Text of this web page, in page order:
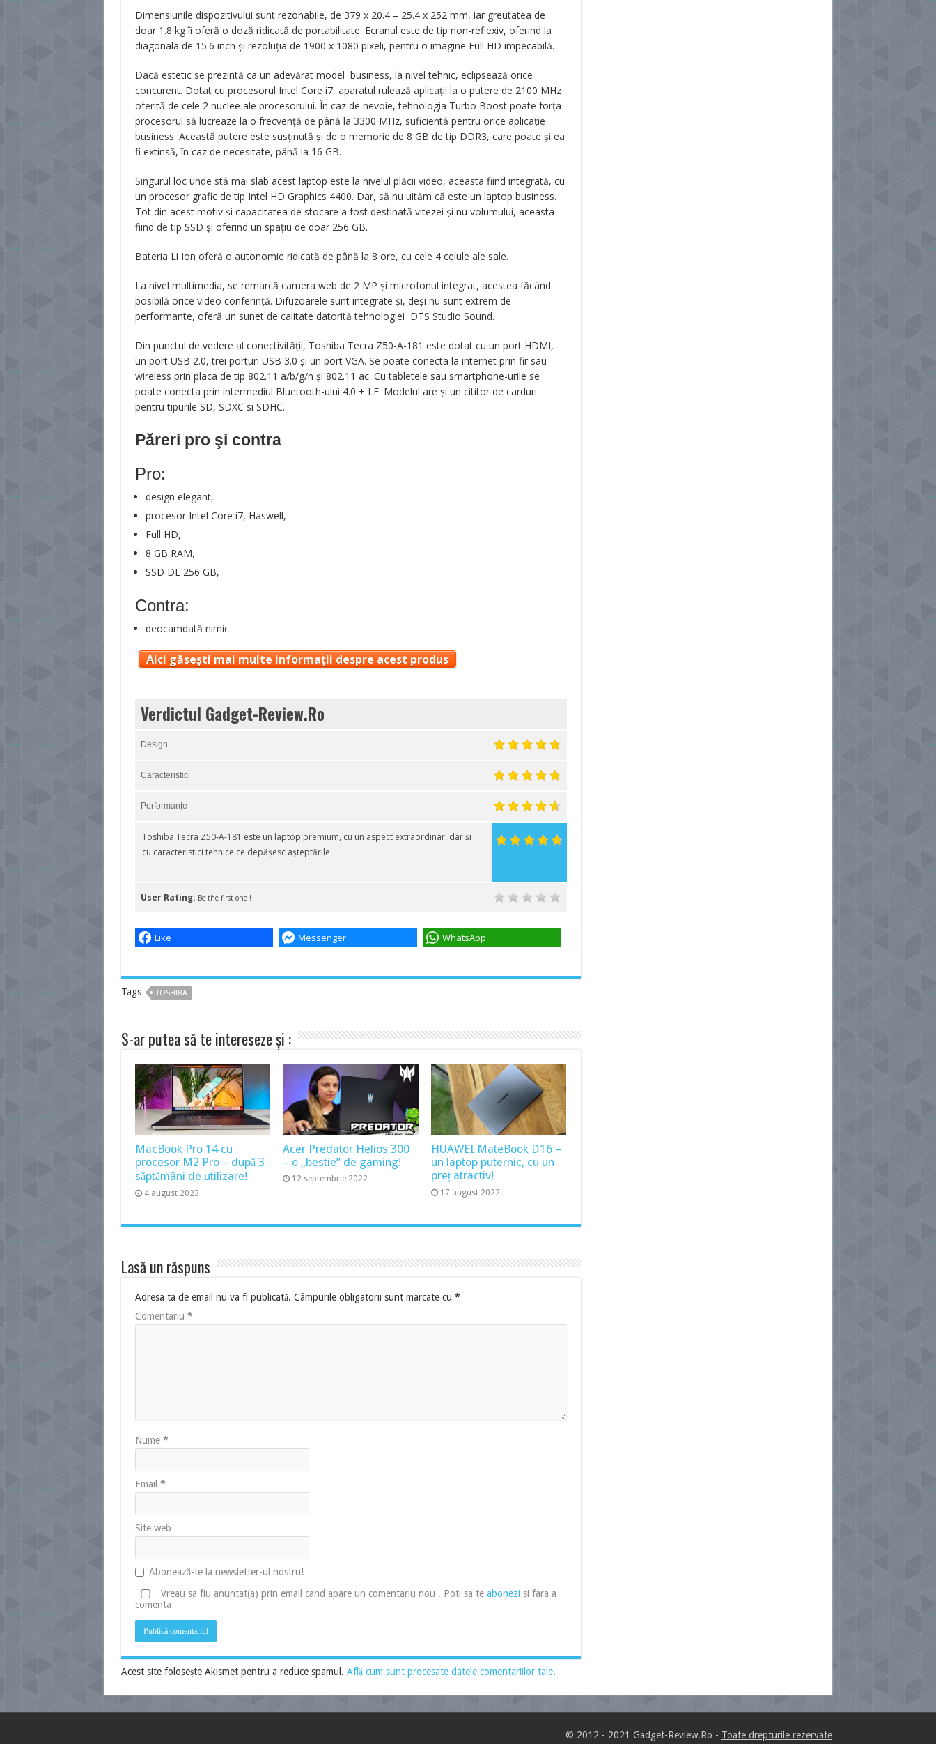
Dimensiunile dispozitivului sunt rezonabile, de 379 x 20.4 – 25.4 x 252 mm, iar greutatea de
doar 1.8 kg îi oferă o doză ridicată de portabilitate. Ecranul este de tip non-reflexiv, oferind la
diagonala de 15.6 inch şi rezoluţia de 1900 x 1080 pixeli, pentru o imagine Full HD impecabilă.
Dacă estetic se prezintă ca un adevărat model business, la nivel tehnic, eclipsează orice
concurent. Dotat cu procesorul Intel Core i7, aparatul rulează aplicaţii la o putere de 2100 MHz
oferită de cele 2 nuclee ale procesorului. În caz de nevoie, tehnologia Turbo Boost poate forţa
procesorul să lucreaze la o frecvenţă de până la 3300 MHz, suficientă pentru orice aplicaţie
business. Această putere este susţinută şi de o memorie de 8 GB de tip DDR3, care poate şi ea
fi extinsă, în caz de necesitate, până la 16 GB.
Singurul loc unde stă mai slab acest laptop este la nivelul plăcii video, aceasta fiind integrată, cu
un procesor grafic de tip Intel HD Graphics 4400. Dar, să nu uităm că este un laptop business.
Tot din acest motiv şi capacitatea de stocare a fost destinată vitezei şi nu volumului, aceasta
fiind de tip SSD şi oferind un spaţiu de doar 256 GB.
Bateria Li Ion oferă o autonomie ridicată de până la 8 ore, cu cele 4 celule ale sale.
La nivel multimedia, se remarcă camera web de 2 MP şi microfonul integrat, acestea făcând
posibilă orice video conferinţă. Difuzoarele sunt integrate şi, deşi nu sunt extrem de
performante, oferă un sunet de calitate datorită tehnologiei DTS Studio Sound.
Din punctul de vedere al conectivităţii, Toshiba Tecra Z50-A-181 este dotat cu un port HDMI,
un port USB 2.0, trei porturi USB 3.0 şi un port VGA. Se poate conecta la internet prin fir sau
wireless prin placa de tip 802.11 a/b/g/n şi 802.11 ac. Cu tabletele sau smartphone-urile se
poate conecta prin intermediul Bluetooth-ului 4.0 + LE. Modelul are şi un cititor de carduri
pentru tipurile SD, SDXC si SDHC.
Păreri pro şi contra
Pro:
design elegant,
procesor Intel Core i7, Haswell,
Full HD,
8 GB RAM,
SSD DE 256 GB,
Contra:
deocamdată nimic
Aici găsești mai multe informații despre acest produs
Verdictul Gadget-Review.Ro
Design
Caracteristici
Performanțe
Toshiba Tecra Z50-A-181 este un laptop premium, cu un aspect extraordinar, dar și
cu caracteristici tehnice ce depășesc așteptările.
User Rating: Be the first one !
Like Messenger WhatsApp
Tags TOSHIBA
S-ar putea să te intereseze și :
MacBook Pro 14 cu
procesor M2 Pro – după 3
săptămâni de utilizare!
4 august 2023
Acer Predator Helios 300
– o „bestie” de gaming!
12 septembrie 2022
HUAWEI MateBook D16 –
un laptop puternic, cu un
preț atractiv!
17 august 2022
Lasă un răspuns
Adresa ta de email nu va fi publicată. Câmpurile obligatorii sunt marcate cu *
Comentariu *
Nume *
Email *
Site web
Abonează-te la newsletter-ul nostru!
Vreau sa fiu anuntat(a) prin email cand apare un comentariu nou . Poti sa te abonezi si fara a
comenta
Acest site folosește Akismet pentru a reduce spamul. Află cum sunt procesate datele comentariilor tale.
© 2012 - 2021 Gadget-Review.Ro - Toate drepturile rezervate